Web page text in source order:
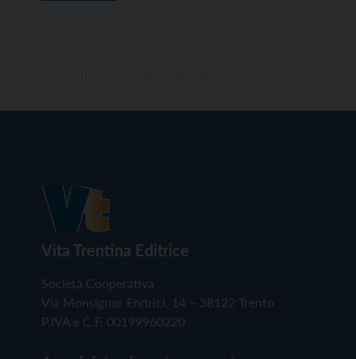
Vita Trentina Editrice
Società Cooperativa
Via Monsignor Endrici, 14 – 38122 Trento
P.IVA e C.F. 00199960220